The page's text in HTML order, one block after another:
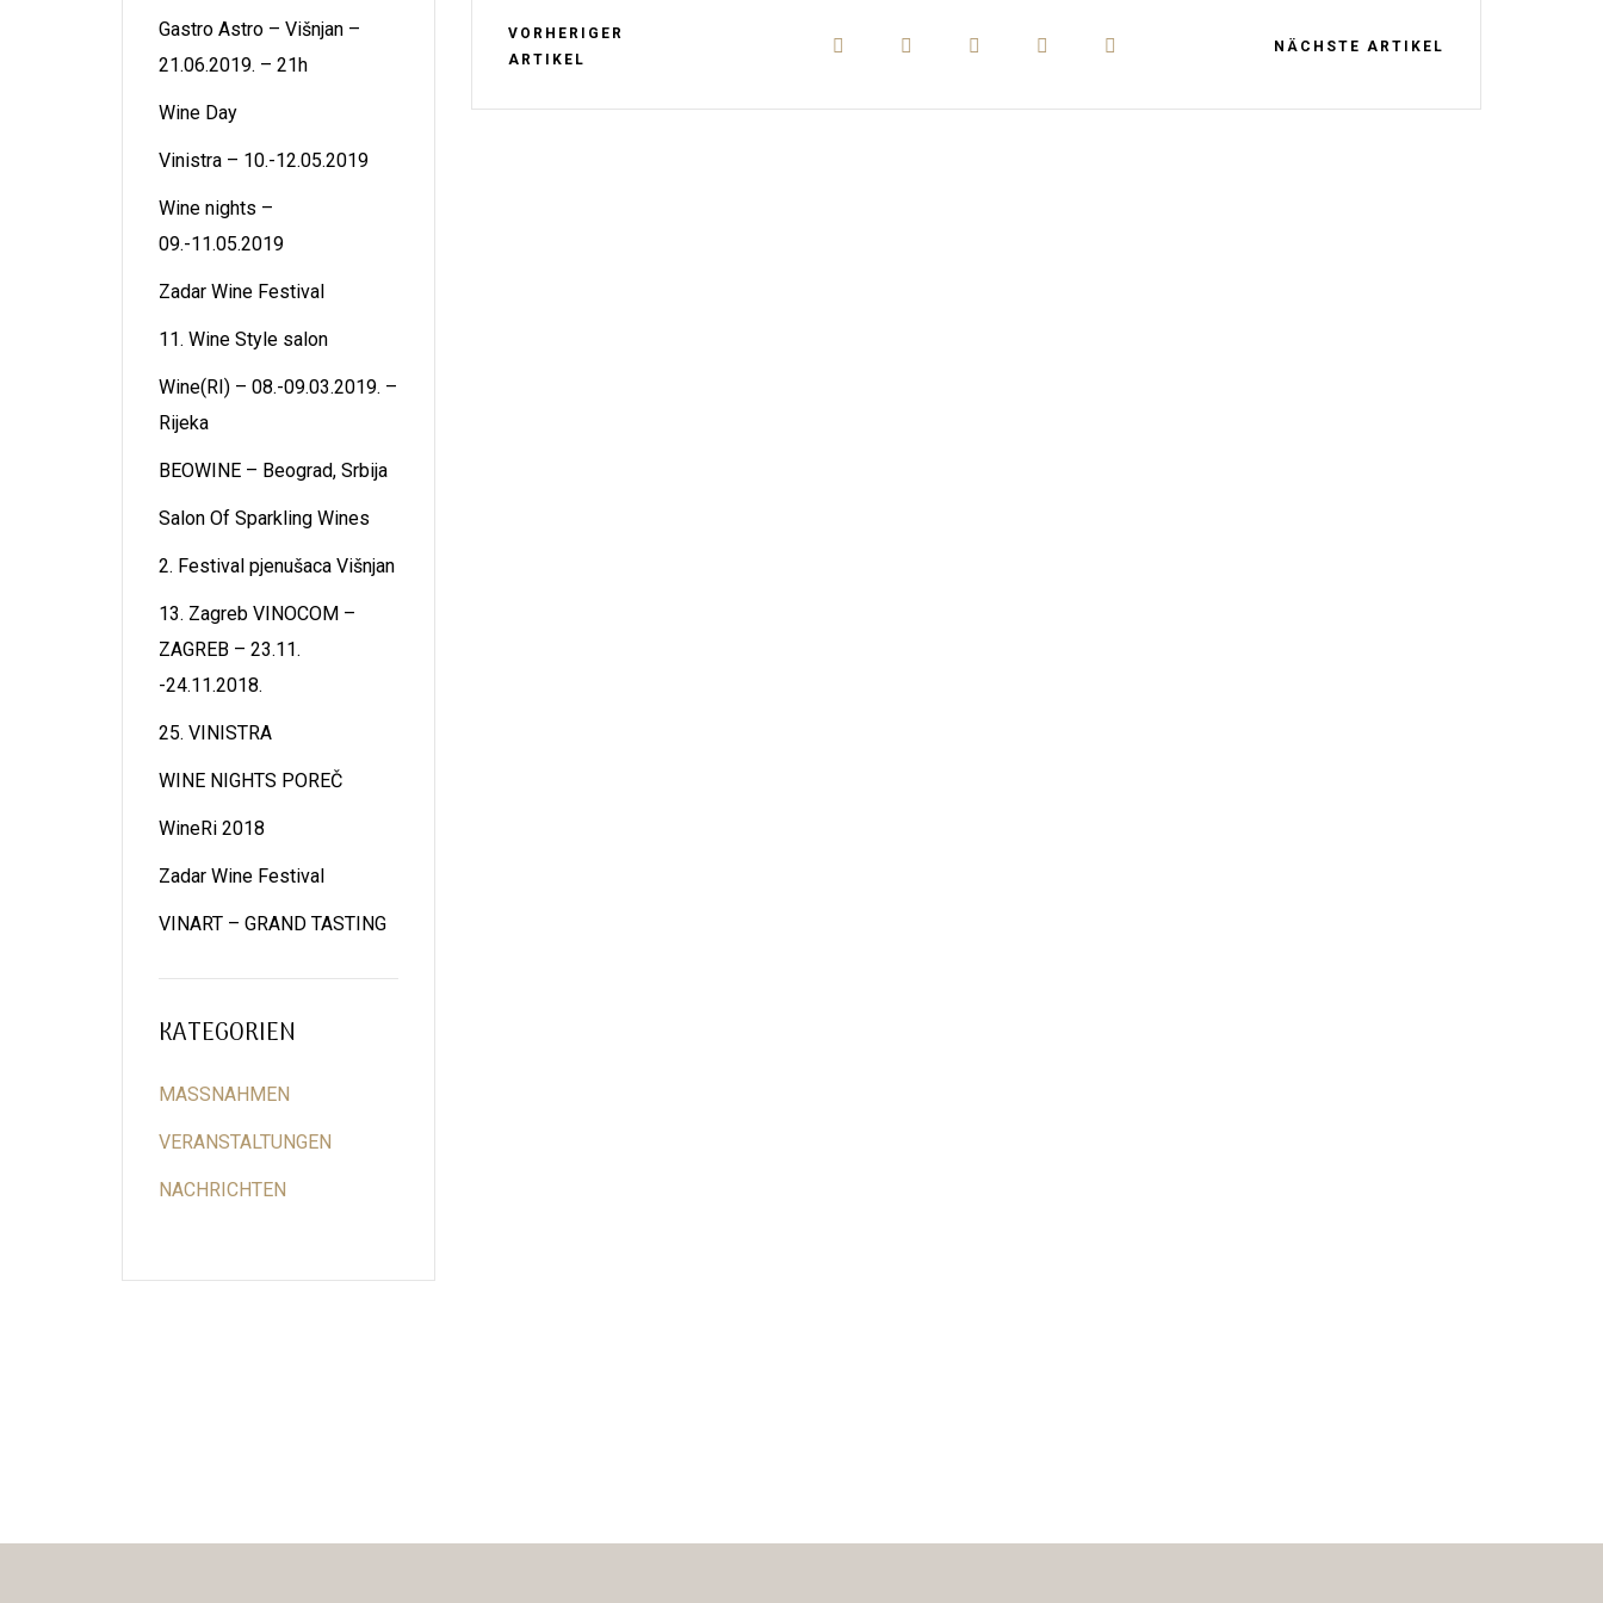
VORHERIGER
ARTIKEL
NÄCHSTE ARTIKEL
Gastro Astro – Višnjan –
21.06.2019. – 21h
Wine Day
Vinistra – 10.-12.05.2019
Wine nights –
09.-11.05.2019
Zadar Wine Festival
11. Wine Style salon
Wine(RI) – 08.-09.03.2019. –
Rijeka
BEOWINE – Beograd, Srbija
Salon Of Sparkling Wines
2. Festival pjenušaca Višnjan
13. Zagreb VINOCOM –
ZAGREB – 23.11.
-24.11.2018.
25. VINISTRA
WINE NIGHTS POREČ
WineRi 2018
Zadar Wine Festival
VINART – GRAND TASTING
KATEGORIEN
MASSNAHMEN
VERANSTALTUNGEN
NACHRICHTEN